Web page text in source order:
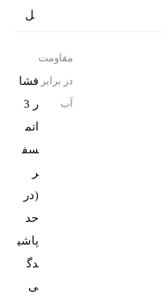
ل
مقاومت
در برابر
آب
فشا
ر 3
اتم
سف
ر
(در
حد
پاشی
دگ
ی